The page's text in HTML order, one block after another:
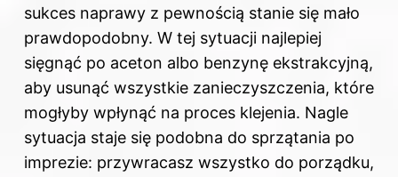
sukces naprawy z pewnością stanie się mało
prawdopodobny. W tej sytuacji najlepiej
sięgnąć po aceton albo benzynę ekstrakcyjną,
aby usunąć wszystkie zanieczyszczenia, które
mogłyby wpłynąć na proces klejenia. Nagle
sytuacja staje się podobna do sprzątania po
imprezie: przywracasz wszystko do porządku,